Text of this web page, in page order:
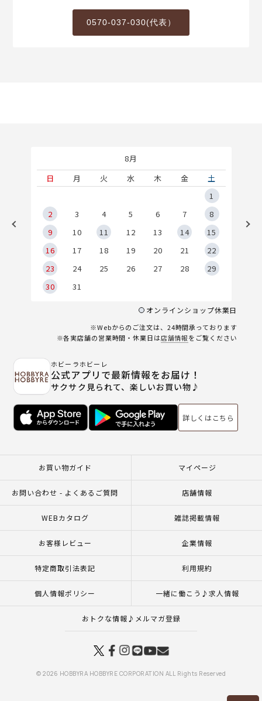
0570-037-030(代表）
8月
日
月 火 水 木 金
土
1
2
3 4 5 6 7
8
9
10 11 12 13 14
15
16
17 18 19 20 21
22
23
24 25 26 27 28
29
30
31
オンラインショップ休業日
※Webからのご注文は、24時間承っております
※各実店舗の営業時間・休業日は店舗情報をご覧ください
ホビーラホビーレ
公式アプリで最新情報をお届け！
サクサク見られて、楽しいお買い物♪
詳しくはこちら
お買い物ガイド マイページ
お問い合わせ - よくあるご質問 店舗情報
WEBカタログ 雑誌掲載情報
お客様レビュー 企業情報
特定商取引法表記 利用規約
個人情報ポリシー 一緒に働こう♪求人情報
おトクな情報♪メルマガ登録
© 2026 HOBBYRA HOBBYRE CORPORATION ALL Rights Reserved